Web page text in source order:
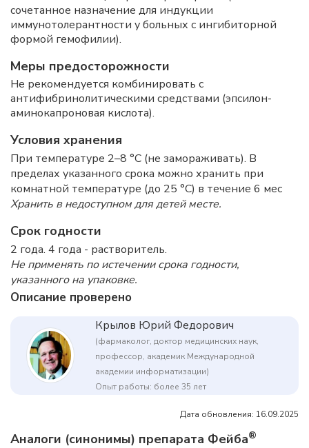
сочетанное назначение для индукции
иммунотолерантности у больных с ингибиторной
формой гемофилии).
Меры предосторожности
Не рекомендуется комбинировать с
антифибринолитическими средствами (эпсилон-
аминокапроновая кислота).
Условия хранения
При температуре 2–8 °C (не замораживать). В
пределах указанного срока можно хранить при
комнатной температуре (до 25 °C) в течение 6 мес
Хранить в недоступном для детей месте.
Срок годности
2 года. 4 года - растворитель.
Не применять по истечении срока годности,
указанного на упаковке.
Описание проверено
Крылов Юрий Федорович
(фармаколог, доктор медицинских наук,
профессор, академик Международной
академии информатизации)
Опыт работы: более 35 лет
Дата обновления: 16.09.2025
Аналоги (синонимы) препарата Фейба®